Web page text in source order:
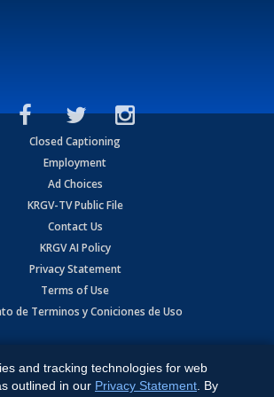
Closed Captioning
Employment
Ad Choices
KRGV-TV Public File
Contact Us
KRGV AI Policy
Privacy Statement
Terms of Use
de Terminos y Coniciones de Uso
TX 78596.
Powered by:Ruby Shore Software
and tracking technologies for web
outlined in our Privacy Statement . By